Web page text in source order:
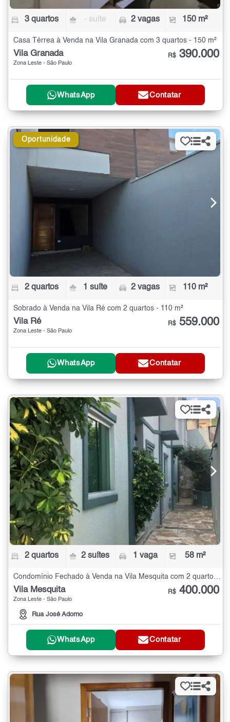
3 quartos - suíte 2 vagas 150 m²
Casa Térrea à Venda na Vila Granada com 3 quartos - 150 m²
Vila Granada
Zona Leste - São Paulo
R$ 390.000
WhatsApp Contatar
Oportunidade
2 quartos 1 suíte 2 vagas 110 m²
Sobrado à Venda na Vila Ré com 2 quartos - 110 m²
Vila Ré
Zona Leste - São Paulo
R$ 559.000
WhatsApp Contatar
2 quartos 2 suítes 1 vaga 58 m²
Vila Mesquita
Zona Leste - São Paulo
Rua José Adorno
R$ 400.000
WhatsApp Contatar